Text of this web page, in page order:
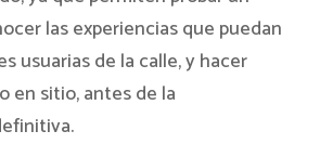
las experiencias que puedan
usuarias de la calle, y hacer
en sitio, antes de la